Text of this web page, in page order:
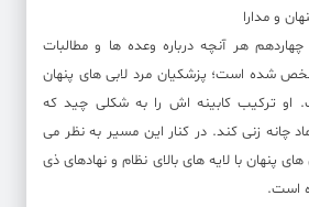
و مدارا
چهاردهم هر آنچه درباره وعده ها و مطالبات
شده است؛ پزشکیان مرد لابی های پنهان
او ترکیب کابینه اش را به شکلی چید که
چانه زنی کند. در کنار این مسیر به نظر می
پنهان با لایه های بالای نظام و نهادهای ذی
است.